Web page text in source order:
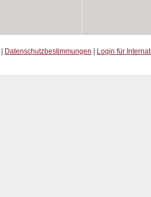
Datenschutzbestimmungen Login für